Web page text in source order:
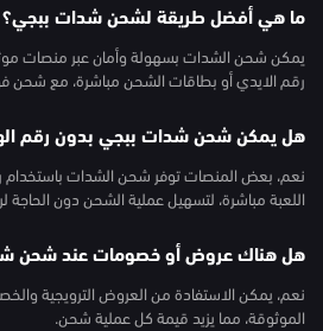
ما هي أفضل طريقة لشحن شدات ببجي؟
يمكن شحن الشدات بسهولة وأمان عبر منصات
رقم الايدي أو بطاقات الشحن مباشرة، مع شحن
هل يمكن شحن شدات ببجي بدون رقم
نعم، بعض المنصات توفر شحن الشدات باستخدام
اللعبة مباشرة، لتسهيل عملية الشحن دون الحاجة
هل هناك عروض أو خصومات عند شحن
نعم، يمكن الاستفادة من العروض الترويجية
الموثوقة، مما يزيد قيمة كل عملية شحن.